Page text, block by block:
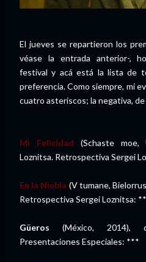
El jueves se repartieron los
véase la entrada anterior-,
festival y acá está la lista de
preferencia. Como siempre, mi
cuatro asteriscos; la negativa,
Mi Felicidad (Schaste moe,
Loznitsa. Retrospectiva Sergei
En la Niebla (V tumane,
Retrospectiva Sergei Loznitsa:
Güeros (México, 2014),
Presentaciones Especiales: ***